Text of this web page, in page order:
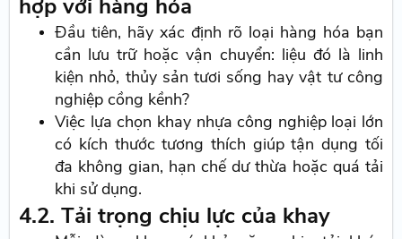
hợp với hàng hóa
Đầu tiên, hãy xác định rõ loại hàng hóa bạn
cần lưu trữ hoặc vận chuyển: liệu đó là linh
kiện nhỏ, thủy sản tươi sống hay vật tư công
nghiệp cồng kềnh?
Việc lựa chọn khay nhựa công nghiệp loại lớn
có kích thước tương thích giúp tận dụng tối
đa không gian, hạn chế dư thừa hoặc quá tải
khi sử dụng.
4.2. Tải trọng chịu lực của khay